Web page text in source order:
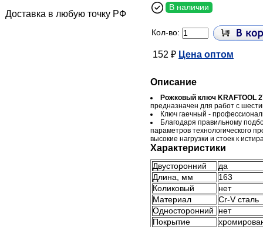
Доставка в любую точку РФ
В наличии
Кол-во:
152 ₽ Цена оптом
Описание
Рожковый ключ KRAFTOOL
предназначен для работ с
Ключ гаечный -
Благодаря правильному
параметров технологического
высокие нагрузки и стоек к
Характеристики
Двусторонний
да
Длина, мм
163
Коликовый
нет
Материал
Cr-V сталь
Односторонний
нет
Покрытие